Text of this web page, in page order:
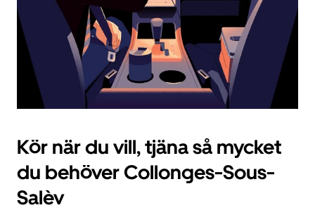
Kör när du vill, tjäna så mycket
du behöver Collonges-Sous-
Salèv